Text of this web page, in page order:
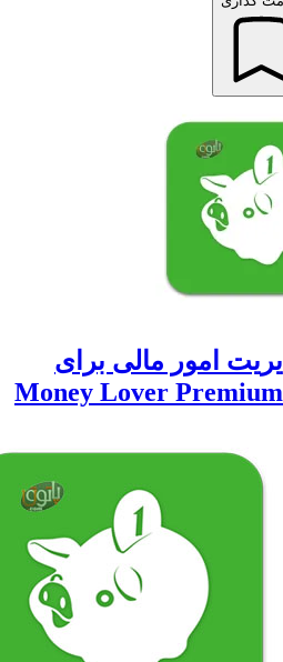
امور مالی برای